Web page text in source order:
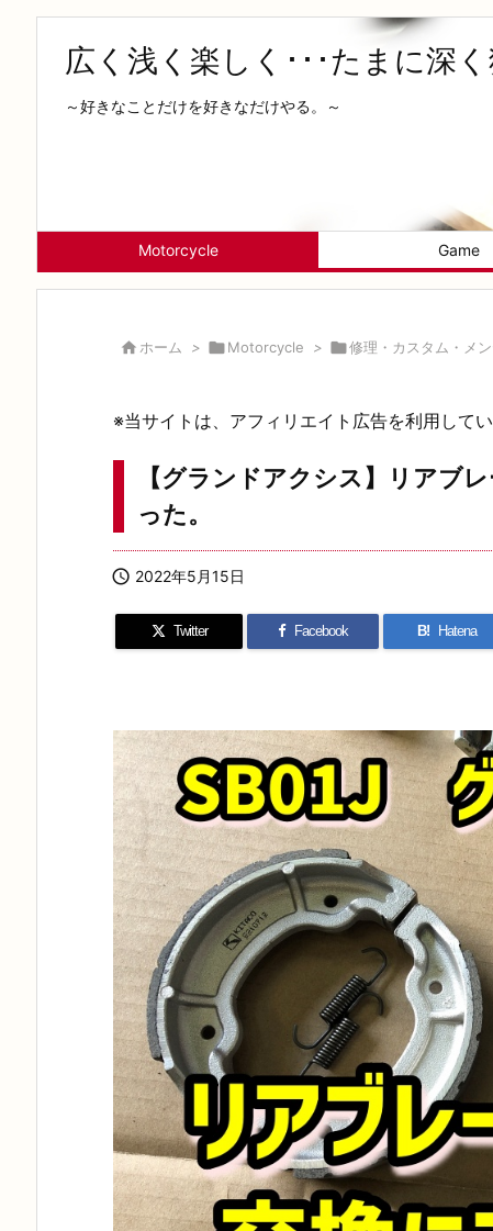
広く浅く楽しく･･･たまに深く
～好きなことだけを好きなだけやる。～
Motorcycle Game
ホーム > Motorcycle > 修理・カスタム・メ
※当サイトは、アフィリエイト広告を利用してい
【グランドアクシス】リアブ
った。
 2022年5月15日
Twitter Facebook B! Hatena